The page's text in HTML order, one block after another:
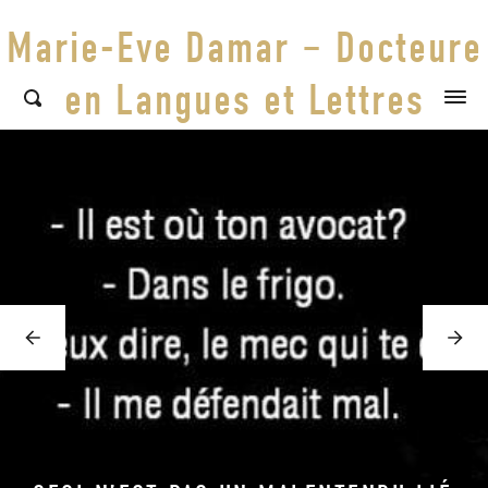
Marie-Eve Damar – Docteure
en Langues et Lettres
Featured
posts